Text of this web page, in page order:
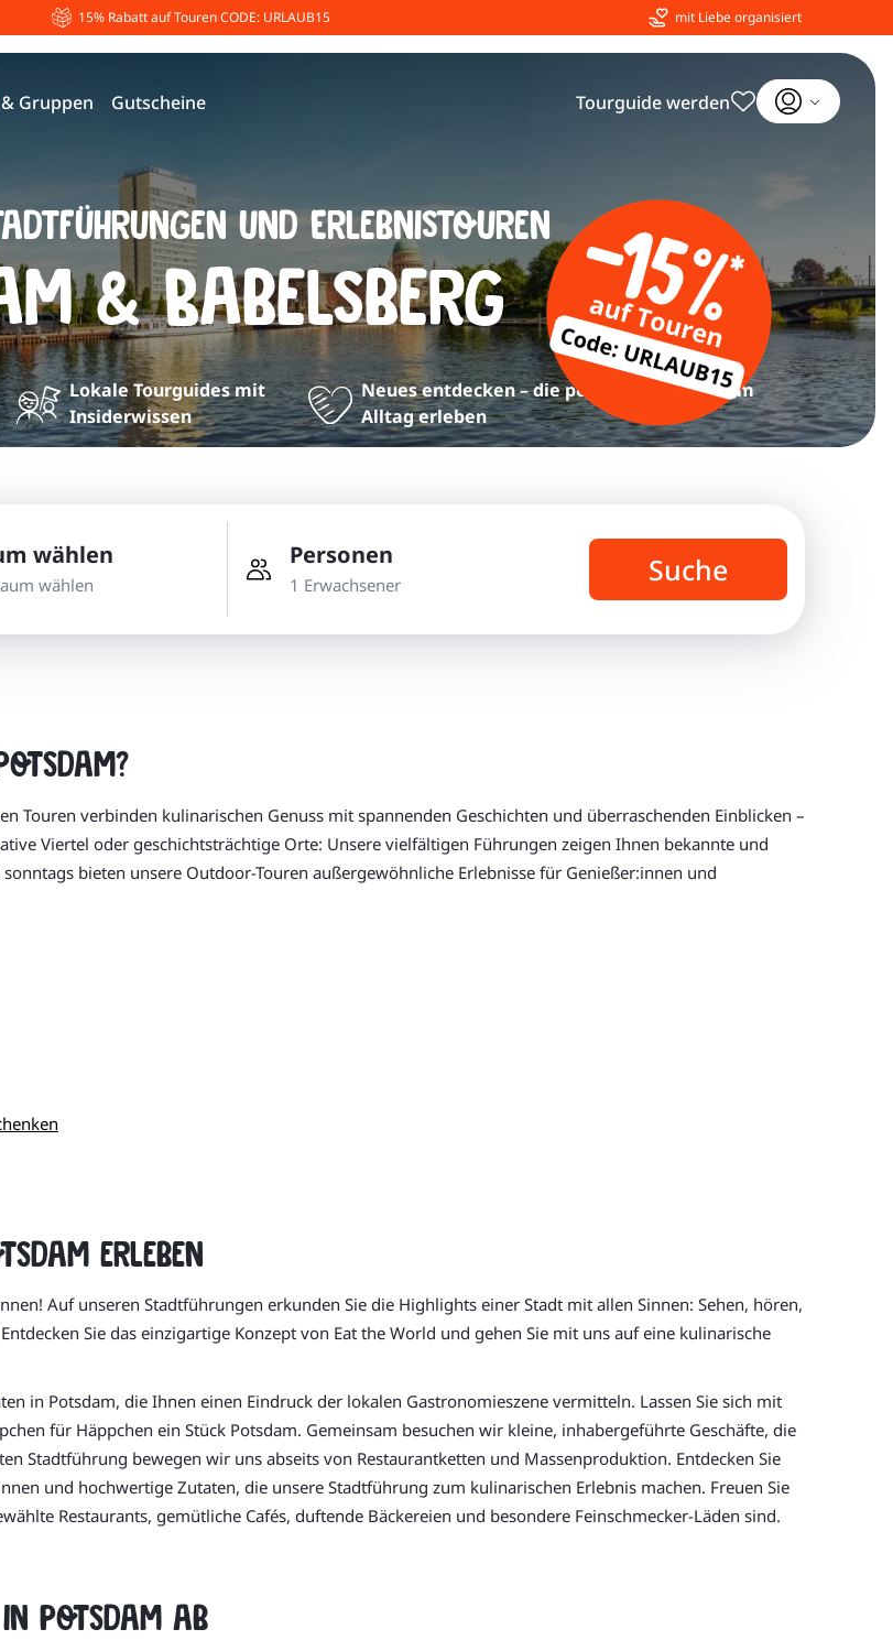
15% Rabatt auf Touren CODE: URLAUB15 mit Liebe organisiert
Gruppen Gutscheine Tourguide werden
und Erlebnistouren
& Babelsberg
Lokale Tourguides mit
Insiderwissen
Neues entdecken – die perfekte Auszeit vom
Alltag erleben
wählen
wählen
Personen
1 Erwachsener Suche
Touren verbinden kulinarischen Genuss mit spannenden Geschichten und überraschenden Einblicken –
Viertel oder geschichtsträchtige Orte: Unsere vielfältigen Führungen zeigen Ihnen bekannte und
bieten unsere Outdoor-Touren außergewöhnliche Erlebnisse für Genießer:innen und
erleben
Auf unseren Stadtführungen erkunden Sie die Highlights einer Stadt mit allen Sinnen: Sehen, hören,
Sie das einzigartige Konzept von Eat the World und gehen Sie mit uns auf eine kulinarische
in Potsdam, die Ihnen einen Eindruck der lokalen Gastronomieszene vermitteln. Lassen Sie sich mit
für Häppchen ein Stück Potsdam. Gemeinsam besuchen wir kleine, inhabergeführte Geschäfte, die
Stadtführung bewegen wir uns abseits von Restaurantketten und Massenproduktion. Entdecken Sie
und hochwertige Zutaten, die unsere Stadtführung zum kulinarischen Erlebnis machen. Freuen Sie
Restaurants, gemütliche Cafés, duftende Bäckereien und besondere Feinschmecker-Läden sind.
Potsdam ab